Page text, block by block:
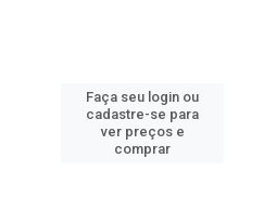
Faça seu login ou
cadastre-se para
ver preços e
comprar